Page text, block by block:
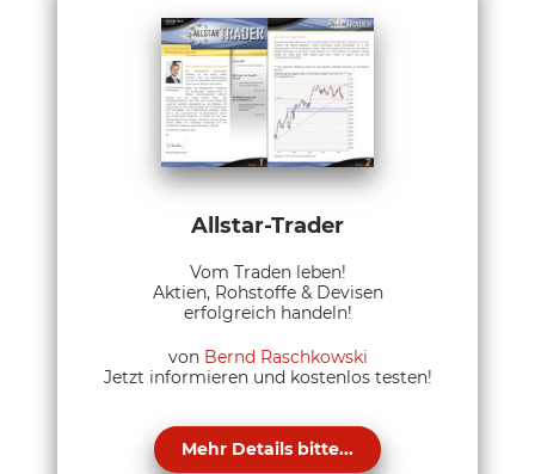
Allstar-Trader
Vom Traden leben!
Aktien, Rohstoffe & Devisen
erfolgreich handeln!
von Bernd Raschkowski
Jetzt informieren und kostenlos testen!
Mehr Details bitte...